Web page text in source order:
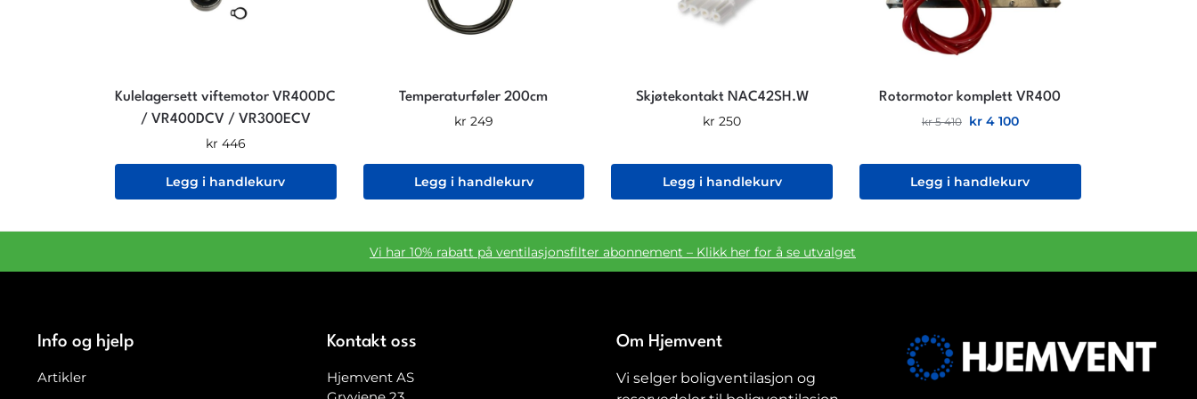
Kulelagersett viftemotor VR400DC
/ VR400DCV / VR300ECV
kr 446
Legg i handlekurv
Temperaturføler 200cm
kr 249
Legg i handlekurv
Skjøtekontakt NAC42SH.W
kr 250
Legg i handlekurv
Rotormotor komplett VR400
kr5 410 kr4 100
Legg i handlekurv
Vi har 10% rabatt på ventilasjonsfilter abonnement – Klikk her for å se utvalget
Info og hjelp
Artikler
Kontakt oss
Hjemvent AS
Om Hjemvent
Vi selger boligventilasjon og